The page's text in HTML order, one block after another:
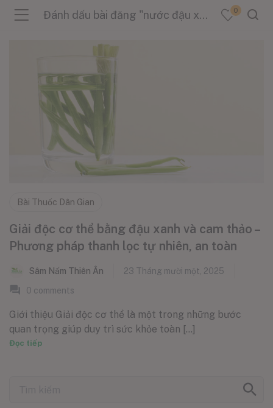
(Sản Phẩm )
(Danh Mục )
Đánh dấu bài đăng "nước đậu xanh cam thảo" 0
Bài Thuốc Dân Gian
Giải độc cơ thể bằng đậu xanh và cam thảo –
Phương pháp thanh lọc tự nhiên, an toàn
Sâm Nấm Thiên Ân
23 Tháng mười một, 2025
0 comments
Giới thiệu Giải độc cơ thể là một trong những bước
quan trọng giúp duy trì sức khỏe toàn [...]
Đọc tiếp